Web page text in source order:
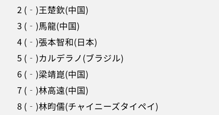
2 (‐)王楚欽(中国)
3 (‐)馬龍(中国)
4 (‐)張本智和(日本)
5 (‐)カルデラノ(ブラジル)
6 (‐)梁靖崑(中国)
7 (‐)林高遠(中国)
8 (‐)林昀儒(チャイニーズタイペイ)